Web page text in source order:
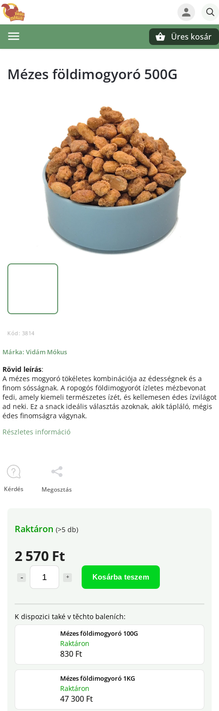
Üres kosár
Mézes földimogyoró 500G
Kód: 3814
Márka: Vidám Mókus
2 570 Ft
Kosárba teszem
Mézes földimogyoró 100G
Raktáron
830 Ft
Mézes földimogyoró 1KG
Raktáron
47 300 Ft
Raktáron (>5 db)
Rövid leírás:
A mézes mogyoró tökéletes kombinációja az édességnek és a
finom sósságnak. A ropogós földimogyorót ízletes mézbevonat
fedi, amely kiemeli természetes ízét, és kellemesen édes ízvilágot
ad neki. Ez a snack ideális választás azoknak, akik tápláló, mégis
édes finomságra vágynak.
Részletes információ
Kérdés Megosztás